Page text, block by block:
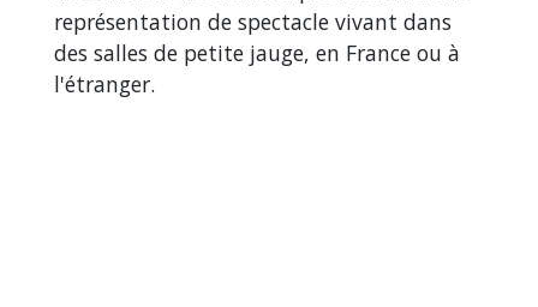
représentation de spectacle vivant dans
des salles de petite jauge, en France ou à
l'étranger.